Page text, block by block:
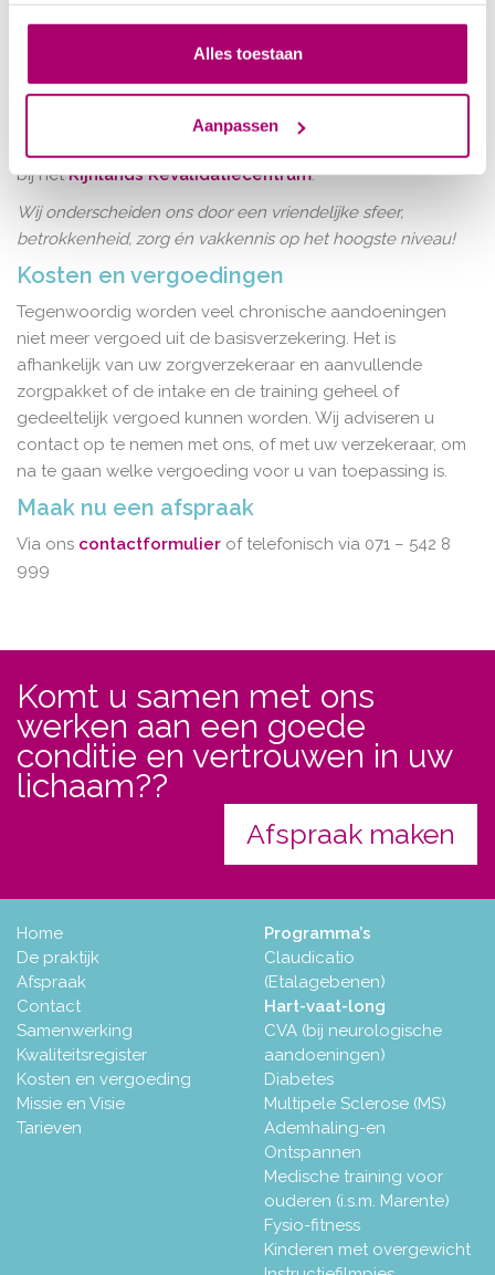
Alles toestaan
Aanpassen
longfysiotherapie. De hart-, vaat- en longfysiotherapeuten
verpleegkundigen en hebben kennis van elkaars
vakgebied. Rosalie Verlint-Kolijn heeft een jarenlange
bij hetRijnlands Revalidatiecentrum.
Wij onderscheiden ons door een vriendelijke sfeer,
betrokkenheid, zorg én vakkennis op het hoogste niveau!
Kosten en vergoedingen
Tegenwoordig worden veel chronische aandoeningen
niet meer vergoed uit de basisverzekering. Het is
afhankelijk van uw zorgverzekeraar en aanvullende
zorgpakket of de intake en de training geheel of
gedeeltelijk vergoed kunnen worden. Wij adviseren u
contact op te nemen met ons, of met uw verzekeraar, om
na te gaan welke vergoeding voor u van toepassing is.
Maak nu een afspraak
Via ons contactformulier of telefonisch via 071 – 542 8
999
Komt u samen met ons
werken aan een goede
conditie en vertrouwen in uw
lichaam??
Afspraak maken
Home
De praktijk
Afspraak
Contact
Samenwerking
Kwaliteitsregister
Kosten en vergoeding
Missie en Visie
Tarieven
Programma’s
Claudicatio
(Etalagebenen)
Hart-vaat-long
CVA (bij neurologische
aandoeningen)
Diabetes
Multipele Sclerose (MS)
Ademhaling-en
Ontspannen
Medische training voor
ouderen (i.s.m. Marente)
Fysio-fitness
Kinderen met overgewicht